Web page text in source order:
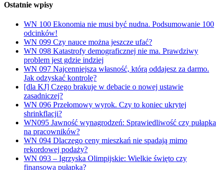
Ostatnie wpisy
WN 100 Ekonomia nie musi być nudna. Podsumowanie 100
odcinków!
WN 099 Czy nauce można jeszcze ufać?
WN 098 Katastrofy demograficznej nie ma. Prawdziwy
problem jest gdzie indziej
WN 097 Najcenniejsza własność, którą oddajesz za darmo.
Jak odzyskać kontrolę?
[dla KJ] Czego brakuje w debacie o nowej ustawie
zasadniczej?
WN 096 Przełomowy wyrok. Czy to koniec ukrytej
shrinkflacji?
WN095 Jawność wynagrodzeń: Sprawiedliwość czy pułapka
na pracowników?
WN 094 Dlaczego ceny mieszkań nie spadają mimo
rekordowej podaży?
WN 093 – Igrzyska Olimpijskie: Wielkie święto czy
finansowa pułapka?